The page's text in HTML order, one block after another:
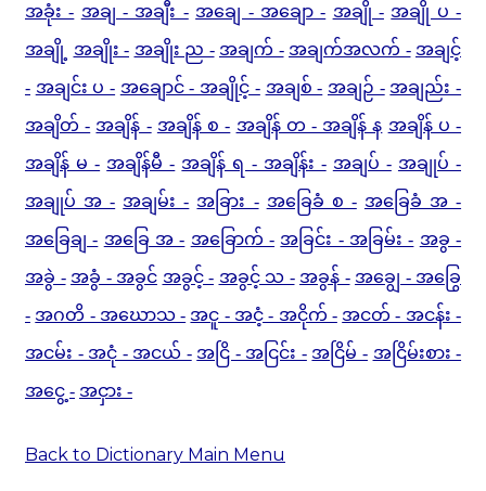
အခုံး - အချ - အချီး - အချေ - အချော - အချို - အချို ပ -
အချို့ အချိုး - အချိုး ည - အချက် - အချက်အလက် - အချင့်
- အချင်း ပ - အချောင် - အချိုင့် - အချစ် - အချဉ် - အချည်း -
အချိတ် - အချိန် - အချိန် စ - အချိန် တ - အချိန် န အချိန် ပ -
အချိန် မ - အချိန်မီ - အချိန် ရ - အချိန်း - အချပ် - အချုပ် -
အချုပ် အ - အချမ်း - အခြား - အခြေခံ စ - အခြေခံ အ -
အခြေချ - အခြေ အ - အခြောက် - အခြင်း - အခြမ်း - အခွ -
အခွဲ - အခွံ - အခွင် အခွင့် - အခွင့် သ - အခွန် - အချွေ - အခြွေ
- အဂတိ - အဃောသ - အငူ - အငံ့ - အငိုက် - အငတ် - အငန်း -
အငမ်း - အငုံ - အငယ် - အငြိ - အငြင်း - အငြိမ် - အငြိမ်းစား -
အငွေ့ - အငှား -
Back to Dictionary Main Menu